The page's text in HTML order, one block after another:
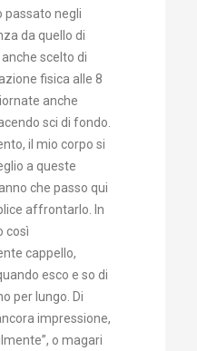
passato negli
da quello di
scelto di
fisica alle 8
anche
sci di fondo.
il mio corpo si
a queste
che passo qui
affrontarlo. In
così
cappello,
esco e so di
per lungo. Di
impressione,
o magari